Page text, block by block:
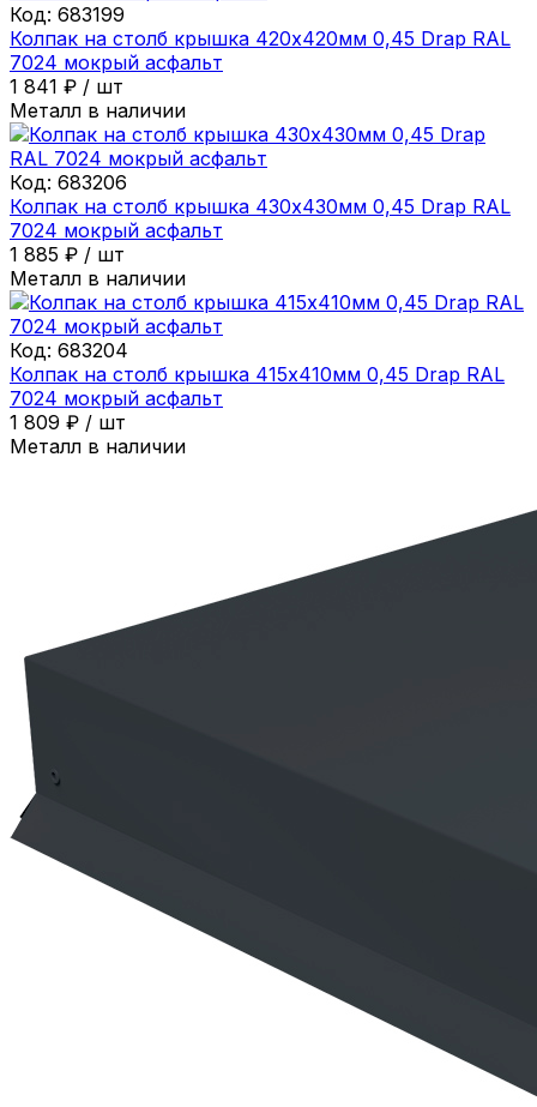
Код: 683199
Колпак на столб крышка 420х420мм 0,45 Drap RAL
7024 мокрый асфальт
1 841 ₽ / шт
Металл в наличии
Код: 683206
Колпак на столб крышка 430х430мм 0,45 Drap RAL
7024 мокрый асфальт
1 885 ₽ / шт
Металл в наличии
Код: 683204
Колпак на столб крышка 415х410мм 0,45 Drap RAL
7024 мокрый асфальт
1 809 ₽ / шт
Металл в наличии